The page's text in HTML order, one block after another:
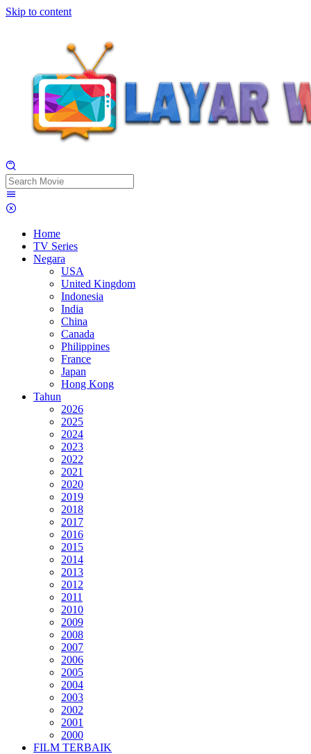
Skip to content
Home
TV Series
Negara
USA
United Kingdom
Indonesia
India
China
Canada
Philippines
France
Japan
Hong Kong
Tahun
2026
2025
2024
2023
2022
2021
2020
2019
2018
2017
2016
2015
2014
2013
2012
2011
2010
2009
2008
2007
2006
2005
2004
2003
2002
2001
2000
FILM TERBAIK